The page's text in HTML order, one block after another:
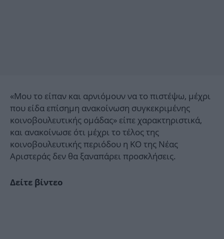
«Μου το είπαν και αρνιόμουν να το πιστέψω, μέχρι
που είδα επίσημη ανακοίνωση συγκεκριμένης
κοινοβουλευτικής ομάδας» είπε χαρακτηριστικά,
και ανακοίνωσε ότι μέχρι το τέλος της
κοινοβουλευτικής περιόδου η ΚΟ της Νέας
Αριστεράς δεν θα ξαναπάρει προσκλήσεις.
Δείτε βίντεο